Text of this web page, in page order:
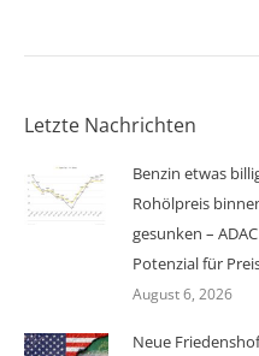
Letzte Nachrichten
Benzin etwas
Rohölpreis
gesunken –
Potenzial für
August 6, 2026
Neue